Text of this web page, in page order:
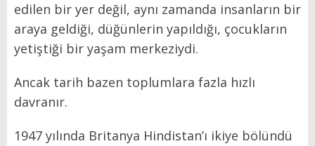
edilen bir yer değil, aynı zamanda insanların bir
araya geldiği, düğünlerin yapıldığı, çocukların
yetiştiği bir yaşam merkeziydi.
Ancak tarih bazen toplumlara fazla hızlı
davranır.
1947 yılında Britanya Hindistan’ı ikiye bölündü